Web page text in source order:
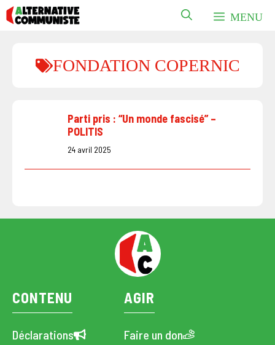
Aller
au
MENU
FONDATION COPERNIC
Parti pris : “Un monde fascisé” –
POLITIS
24 avril 2025
CONTENU
Déclarations
AGIR
Faire un don